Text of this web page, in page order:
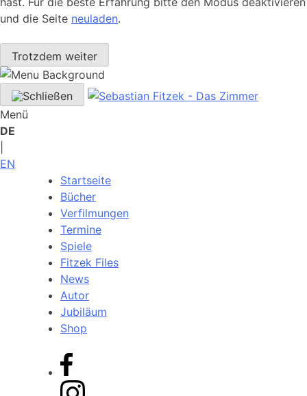
und die Seite neuladen.
Trotzdem weiter
Menü
DE
EN
Startseite
Bücher
Verfilmungen
Termine
Spiele
Fitzek Files
News
Autor
Jubiläum
Shop